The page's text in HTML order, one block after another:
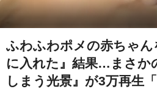
ふわふわポメの赤ちゃん
に入れた』結果…まさか
しまう光景』が3万再生